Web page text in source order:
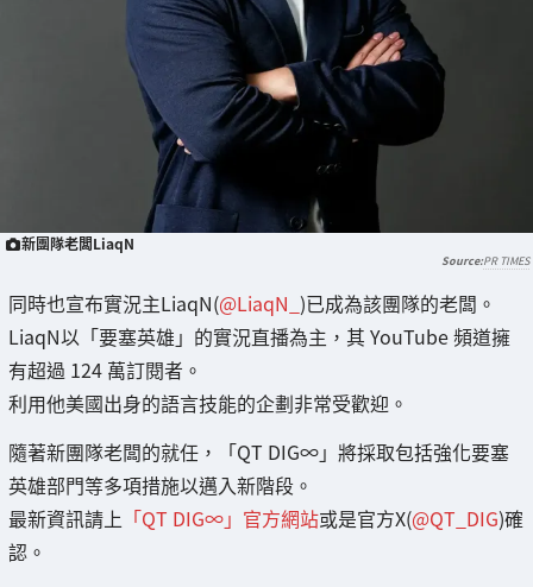
新團隊老闆LiaqN
PR TIMES
同時也宣布實況主LiaqN(@LiaqN_ )已成為該團隊的老闆。
LiaqN以「要塞英雄」的實況直播為主，其 YouTube 頻道擁
有超過 124 萬訂閱者。
利用他美國出身的語言技能的企劃非常受歡迎。
隨著新團隊老闆的就任，「QT DIG∞」將採取包括強化要塞
英雄部門等多項措施以邁入新階段。
最新資訊請上 「QT DIG∞」官方網站或是官方X(@QT_DIG)確
認。